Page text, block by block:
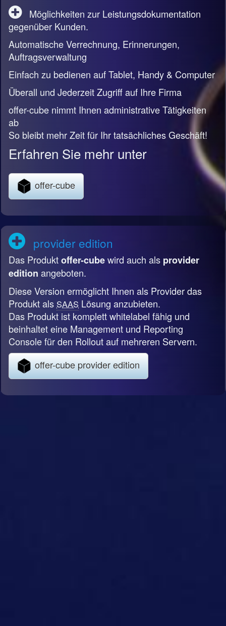
Möglichkeiten zur Leistungsdokumentation
gegenüber Kunden.
Automatische Verrechnung, Erinnerungen,
Auftragsverwaltung
Einfach zu bedienen auf Tablet, Handy & Computer
Überall und Jederzeit Zugriff auf Ihre Firma
offer-cube nimmt Ihnen administrative Tätigkeiten
ab
So bleibt mehr Zeit für Ihr tatsächliches Geschäft!
Erfahren Sie mehr unter
offer-cube
provider edition
Das Produktoffer-cubewird auch als provider
edition angeboten.
Diese Version ermöglicht Ihnen als Provider das
Produkt als SAAS Lösung anzubieten.
Das Produkt ist komplett whitelabel fähig und
beinhaltet eine Management und Reporting
Console für den Rollout auf mehreren Servern.
offer-cube provider edition